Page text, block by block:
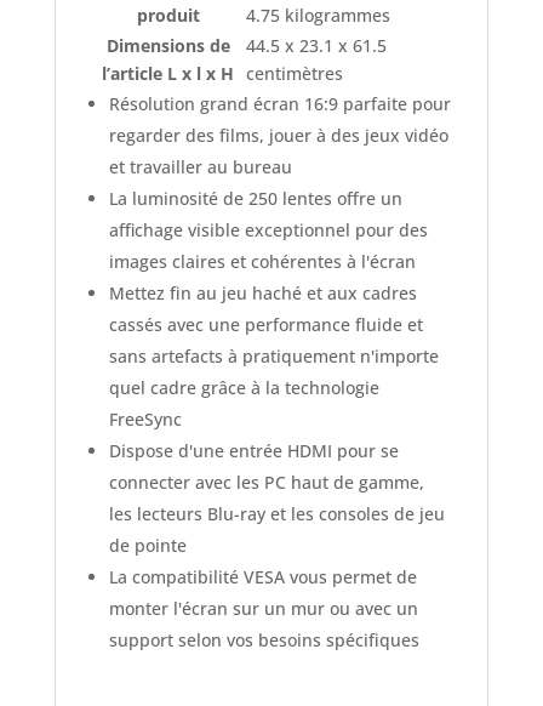
produit
4.75 kilogrammes
Dimensions de
l’article L x l x H
‎44.5 x 23.1 x 61.5
centimètres
Résolution grand écran 16:9 parfaite pour
regarder des films, jouer à des jeux vidéo
et travailler au bureau
La luminosité de 250 lentes offre un
affichage visible exceptionnel pour des
images claires et cohérentes à l'écran
Mettez fin au jeu haché et aux cadres
cassés avec une performance fluide et
sans artefacts à pratiquement n'importe
quel cadre grâce à la technologie
FreeSync
Dispose d'une entrée HDMI pour se
connecter avec les PC haut de gamme,
les lecteurs Blu-ray et les consoles de jeu
de pointe
La compatibilité VESA vous permet de
monter l'écran sur un mur ou avec un
support selon vos besoins spécifiques